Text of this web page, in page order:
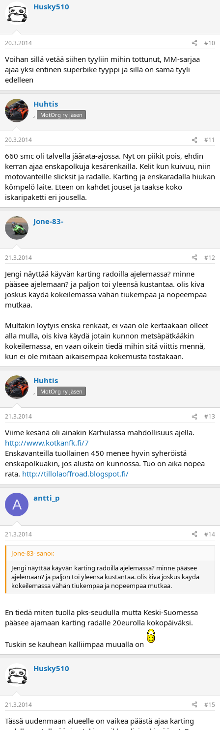
Husky510
20.3.2014 #10
Voihan sillä vetää siihen tyyliin mihin tottunut, MM-sarjaa
ajaa yksi entinen superbike tyyppi ja sillä on sama tyyli
edelleen
Huhtis
, MotOrg ry jäsen
20.3.2014 #11
660 smc oli talvella jäärata-ajossa. Nyt on piikit pois, ehdin
kerran ajaa enskapolkuja kesärenkailla. Kelit kun kuivuu, niin
motovanteille slicksit ja radalle. Karting ja enskaradalla hiukan
kömpelö laite. Eteen on kahdet jouset ja taakse koko
iskaripaketti eri jousella.
Jone-83-
21.3.2014 #12
Jengi näyttää käyvän karting radoilla ajelemassa? minne
pääsee ajelemaan? ja paljon toi yleensä kustantaa. olis kiva
joskus käydä kokeilemassa vähän tiukempaa ja nopeempaa
mutkaa.
Multakin löytyis enska renkaat, ei vaan ole kertaakaan olleet
alla mulla, ois kiva käydä jotain kunnon metsäpätkääkin
kokeilemassa, en vaan oikein tiedä mihin sitä viittis mennä,
kun ei ole mitään aikaisempaa kokemusta tostakaan.
Huhtis
, MotOrg ry jäsen
21.3.2014 #13
Viime kesänä oli ainakin Karhulassa mahdollisuus ajella.
http://www.kotkanfk.fi/7
Enskavanteilla tuollainen 450 menee hyvin syheröistä
enskapolkuakin, jos alusta on kunnossa. Tuo on aika nopea
rata. http://tillolaoffroad.blogspot.fi/
A antti_p
21.3.2014 #14
Jone-83- sanoi:
Jengi näyttää käyvän karting radoilla ajelemassa? minne pääsee
ajelemaan? ja paljon toi yleensä kustantaa. olis kiva joskus käydä
kokeilemassa vähän tiukempaa ja nopeempaa mutkaa.
En tiedä miten tuolla pks-seudulla mutta Keski-Suomessa
pääsee ajamaan karting radalle 20eurolla kokopäiväksi.
Tuskin se kauhean kalliimpaa muualla on
Husky510
21.3.2014 #15
Tässä uudenmaan alueelle on vaikea päästä ajaa karting